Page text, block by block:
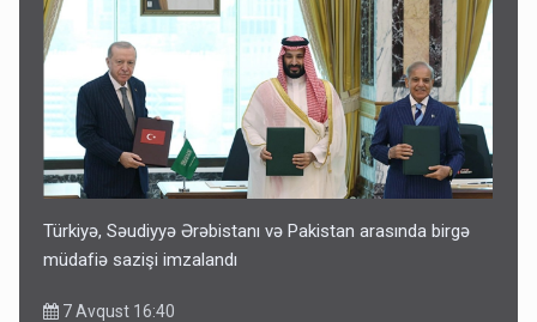
Türkiyə, Səudiyyə Ərəbistanı və Pakistan arasında birgə
müdafiə sazişi imzalandı
7 Avqust 16:40